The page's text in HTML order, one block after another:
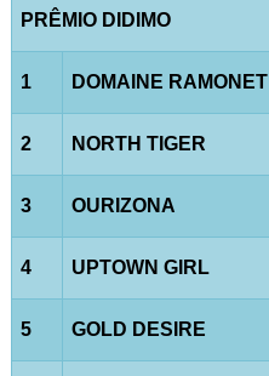
PRÊMIO DIDIMO
1 DOMAINE RAMONET
2 NORTH TIGER
3 OURIZONA
4 UPTOWN GIRL
5 GOLD DESIRE